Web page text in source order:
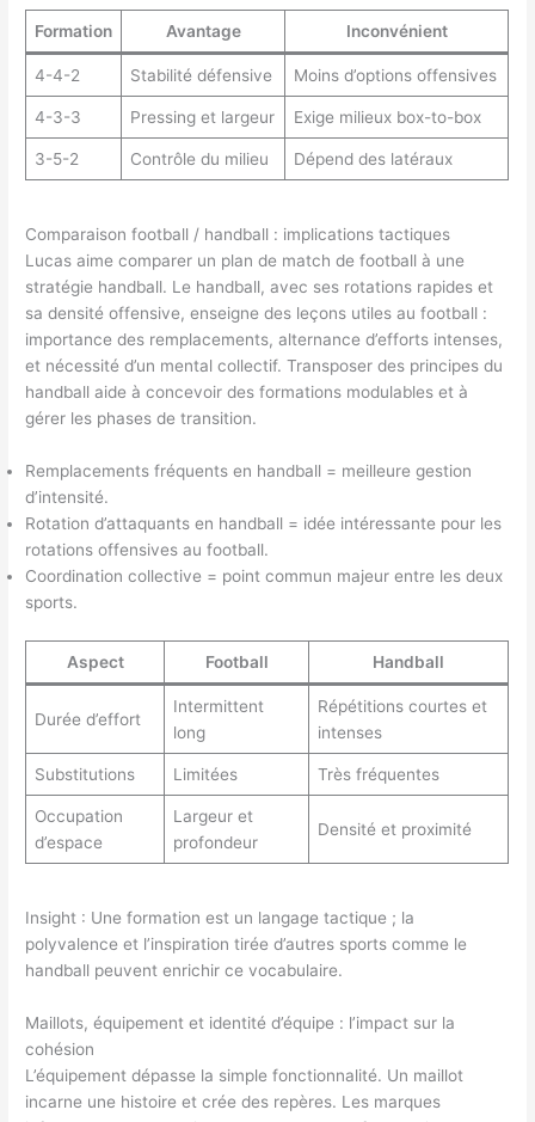
Formation Avantage Inconvénient
4-4-2 Stabilité défensive Moins d’options offensives
4-3-3 Pressing et largeur Exige milieux box-to-box
3-5-2 Contrôle du milieu Dépend des latéraux
Comparaison football / handball : implications tactiques
Lucas aime comparer un plan de match de football à une
stratégie handball. Le handball, avec ses rotations rapides et
sa densité offensive, enseigne des leçons utiles au football :
importance des remplacements, alternance d’efforts intenses,
et nécessité d’un mental collectif. Transposer des principes du
handball aide à concevoir des formations modulables et à
gérer les phases de transition.
Remplacements fréquents en handball = meilleure gestion
d’intensité.
Rotation d’attaquants en handball = idée intéressante pour les
rotations offensives au football.
Coordination collective = point commun majeur entre les deux
sports.
Aspect Football Handball
Durée d’effort
Intermittent
long
Répétitions courtes et
intenses
Substitutions Limitées Très fréquentes
Occupation
d’espace
Largeur et
profondeur
Densité et proximité
Insight : Une formation est un langage tactique ; la
polyvalence et l’inspiration tirée d’autres sports comme le
handball peuvent enrichir ce vocabulaire.
Maillots, équipement et identité d’équipe : l’impact sur la
cohésion
L’équipement dépasse la simple fonctionnalité. Un maillot
incarne une histoire et crée des repères. Les marques